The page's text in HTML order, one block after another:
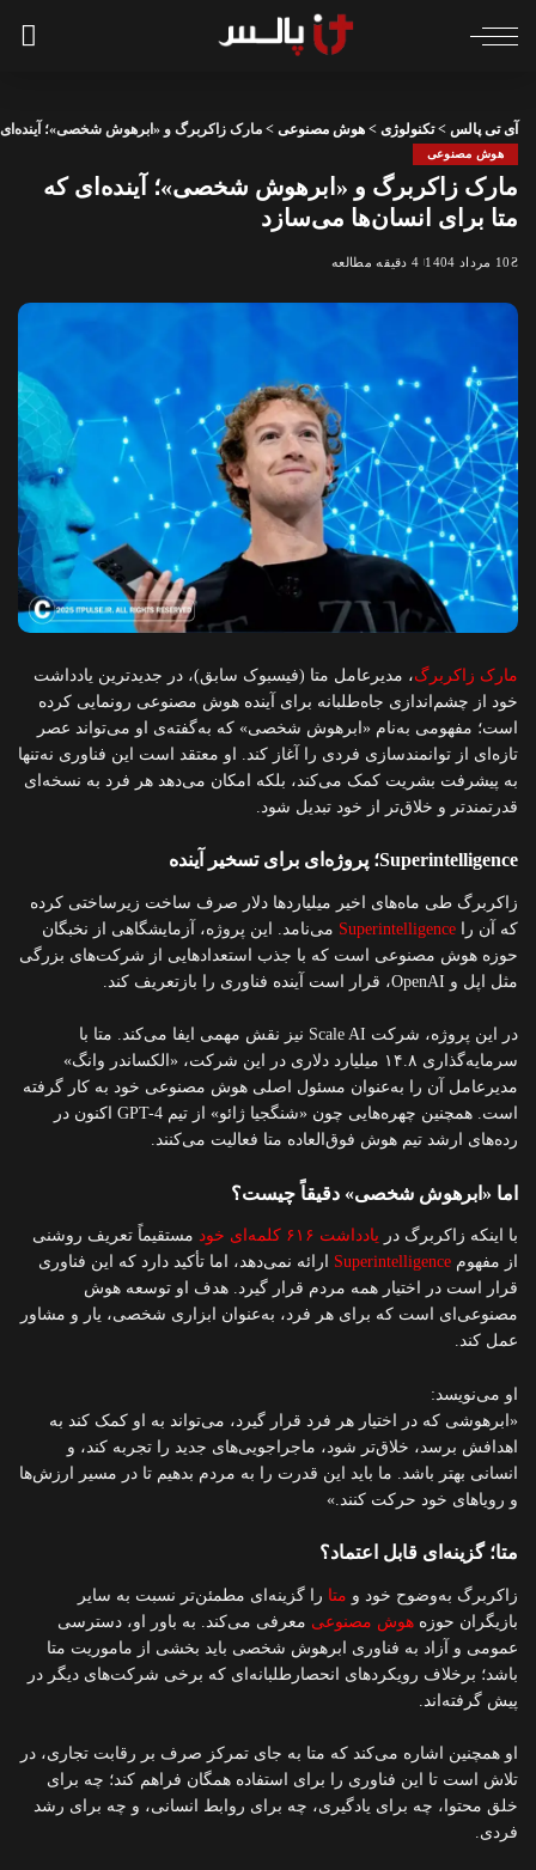
آی تی پالس >تکنولوژی > هوش مصنوعی > مارک زاکربرگ و «ابرهوش شخصی»؛ آینده‌ای
هوش مصنوعی
مارک زاکربرگ و «ابرهوش شخصی»؛ آینده‌ای که
متا برای انسان‌ها می‌سازد
10 مرداد 1404 4 دقیقه مطالعه
مارک زاکربرگ، مدیرعامل متا (فیسبوک سابق)، در جدیدترین یادداشت
خود از چشم‌اندازی جاه‌طلبانه برای آینده هوش مصنوعی رونمایی کرده
است؛ مفهومی به‌نام «ابرهوش شخصی» که به‌گفته‌ی او می‌تواند عصر
تازه‌ای از توانمندسازی فردی را آغاز کند. او معتقد است این فناوری نه‌تنها
به پیشرفت بشریت کمک می‌کند، بلکه امکان می‌دهد هر فرد به نسخه‌ای
قدرتمندتر و خلاق‌تر از خود تبدیل شود.
Superintelligence؛ پروژه‌ای برای تسخیر آینده
زاکربرگ طی ماه‌های اخیر میلیاردها دلار صرف ساخت زیرساختی کرده
که آن را Superintelligence می‌نامد. این پروژه، آزمایشگاهی از نخبگان
حوزه هوش مصنوعی است که با جذب استعدادهایی از شرکت‌های بزرگی
مثل اپل و OpenAI، قرار است آینده فناوری را بازتعریف کند.
در این پروژه، شرکت Scale AI نیز نقش مهمی ایفا می‌کند. متا با
سرمایه‌گذاری ۱۴.۸ میلیارد دلاری در این شرکت، «الکساندر وانگ»
مدیرعامل آن را به‌عنوان مسئول اصلی هوش مصنوعی خود به کار گرفته
است. همچنین چهره‌هایی چون «شنگجیا ژائو» از تیم GPT-4 اکنون در
رده‌های ارشد تیم هوش فوق‌العاده متا فعالیت می‌کنند.
اما «ابرهوش شخصی» دقیقاً چیست؟
با اینکه زاکربرگ در یادداشت ۶۱۶ کلمه‌ای خود
مستقیماً تعریف روشنی
از مفهوم Superintelligence ارائه نمی‌دهد، اما تأکید دارد که این فناوری
قرار است در اختیار همه مردم قرار گیرد. هدف او توسعه هوش
مصنوعی‌ای است که برای هر فرد، به‌عنوان ابزاری شخصی، یار و مشاور
عمل کند.
او می‌نویسد:
«ابرهوشی که در اختیار هر فرد قرار گیرد، می‌تواند به او کمک کند به
اهدافش برسد، خلاق‌تر شود، ماجراجویی‌های جدید را تجربه کند، و
انسانی بهتر باشد. ما باید این قدرت را به مردم بدهیم تا در مسیر ارزش‌ها
و رویاهای خود حرکت کنند.»
متا؛ گزینه‌ای قابل اعتماد؟
زاکربرگ به‌وضوح خود و متا را گزینه‌ای مطمئن‌تر نسبت به سایر
بازیگران حوزه هوش مصنوعی معرفی می‌کند. به باور او، دسترسی
عمومی و آزاد به فناوری ابرهوش شخصی باید بخشی از ماموریت متا
باشد؛ برخلاف رویکردهای انحصارطلبانه‌ای که برخی شرکت‌های دیگر در
پیش گرفته‌اند.
او همچنین اشاره می‌کند که متا به جای تمرکز صرف بر رقابت تجاری، در
تلاش است تا این فناوری را برای استفاده همگان فراهم کند؛ چه برای
خلق محتوا، چه برای یادگیری، چه برای روابط انسانی، و چه برای رشد
فردی.